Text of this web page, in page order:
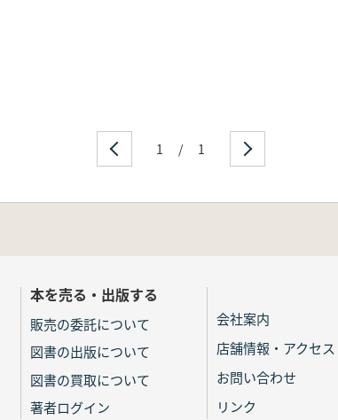
1 / 1
本を売る・出版する
販売の委託について
図書の出版について
図書の買取について
著者ログイン
会社案内
店舗情報・アクセス
お問い合わせ
リンク